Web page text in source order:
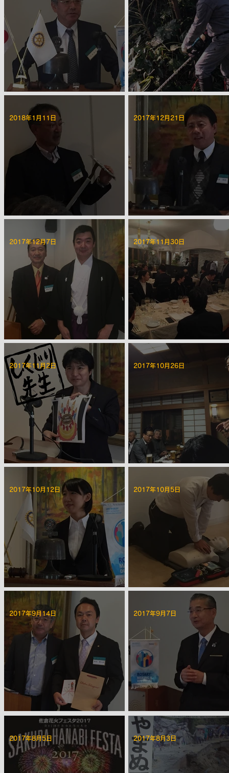
堀田邸・美化清掃活動のご
第2212回 1月第一例会
2018年1月11日
第2210回 12月第三例会
2017年12月21日
第2208回 12月第一例会
2017年12月7日
第2207回 11月夜間例会・
2017年11月30日
第2204回 11月第一例会
2017年11月2日
第2203回 10月夜間例会
2017年10月26日
第2201回 10月第二例会
2017年10月12日
第2200回 10月第一例会
2017年10月5日
第2197回 ９月第二例会
2017年9月14日
第2196回 ９月第一例会
2017年9月7日
2017年8月5日 2017年8月3日